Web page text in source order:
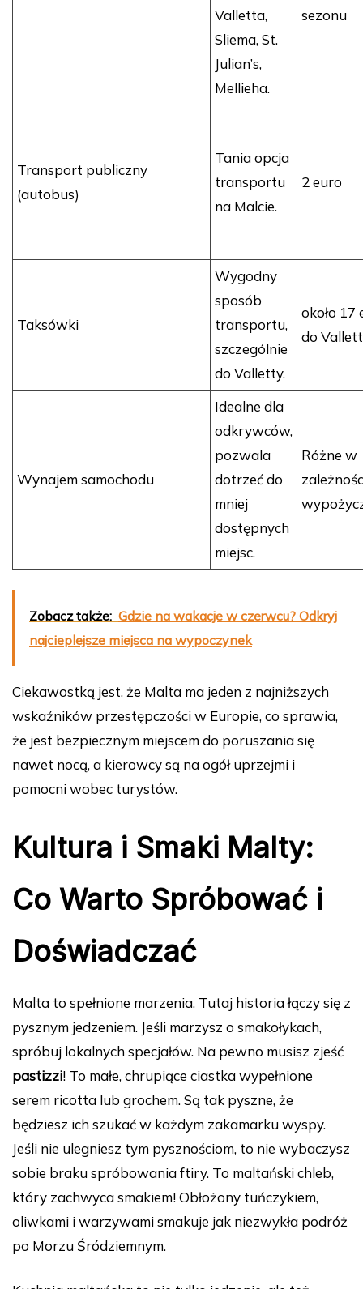
Valletta,
Sliema, St.
Julian’s,
Mellieha.
sezonu
Transport publiczny
(autobus)
Tania opcja
transportu
na Malcie.
2 euro
Taksówki
Wygodny
sposób
transportu,
szczególnie
do Valletty.
około 17
do
Wynajem samochodu
Idealne dla
odkrywców,
pozwala
dotrzeć do
mniej
dostępnych
miejsc.
Różne w
Zobacz także: Gdzie na wakacje w czerwcu? Odkryj
najcieplejsze miejsca na wypoczynek
Ciekawostką jest, że Malta ma jeden z najniższych
wskaźników przestępczości w Europie, co sprawia,
że jest bezpiecznym miejscem do poruszania się
nawet nocą, a kierowcy są na ogół uprzejmi i
pomocni wobec turystów.
Kultura i Smaki Malty:
Co Warto Spróbować i
Doświadczać
Malta to spełnione marzenia. Tutaj historia łączy się z
pysznym jedzeniem. Jeśli marzysz o smakołykach,
spróbuj lokalnych specjałów. Na pewno musisz zjeść
pastizzi! To małe, chrupiące ciastka wypełnione
serem ricotta lub grochem. Są tak pyszne, że
będziesz ich szukać w każdym zakamarku wyspy.
Jeśli nie ulegniesz tym pysznościom, to nie wybaczysz
sobie braku spróbowania ftiry. To maltański chleb,
który zachwyca smakiem! Obłożony tuńczykiem,
oliwkami i warzywami smakuje jak niezwykła podróż
po Morzu Śródziemnym.